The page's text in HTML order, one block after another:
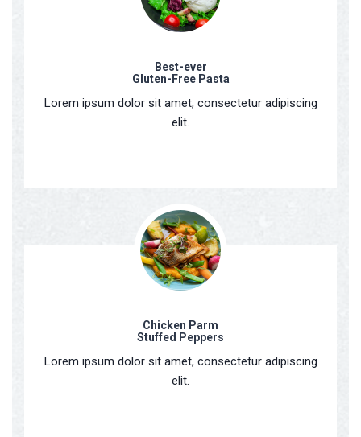
Best-ever
Gluten-Free Pasta
Lorem ipsum dolor sit amet, consectetur adipiscing
elit.
Chicken Parm
Stuffed Peppers
Lorem ipsum dolor sit amet, consectetur adipiscing
elit.